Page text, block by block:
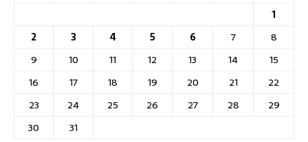
1
2
3 4 5 6 7
8
9
10 11 12 13 14
15
16
17 18 19 20 21
22
23
24 25 26 27 28
29
30
31